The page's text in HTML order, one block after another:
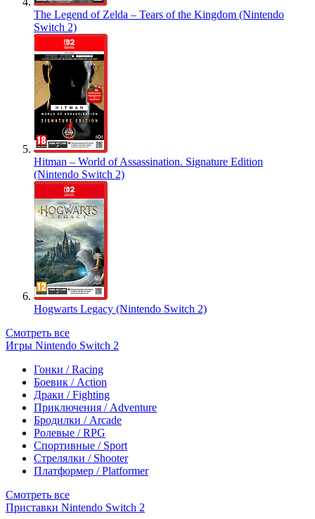
The Legend of Zelda – Tears of the Kingdom (Nintendo
Switch 2)
Hitman – World of Assassination. Signature Edition
(Nintendo Switch 2)
Hogwarts Legacy (Nintendo Switch 2)
Смотреть все
Игры Nintendo Switch 2
Гонки / Racing
Боевик / Action
Драки / Fighting
Приключения / Adventure
Бродилки / Arcade
Ролевые / RPG
Спортивные / Sport
Стрелялки / Shooter
Платформер / Platformer
Смотреть все
Приставки Nintendo Switch 2